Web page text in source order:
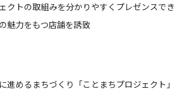
クトの取組みを分かりやすくプレゼンスでき
魅力をもつ店舗を誘致
進めるまちづくり「ことまちプロジェクト」